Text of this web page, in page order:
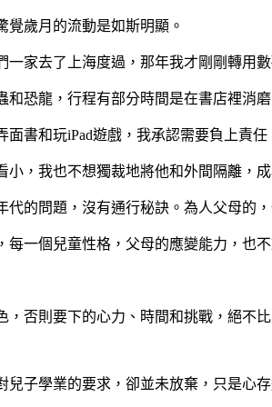
覺歲月的流動是如斯明顯。
一家去了上海度過，那年我才剛剛轉用數
和恐龍，行程有部分時間是在書店裡消磨
面書和玩iPad遊戲，我承認需要負上責
小，我也不想獨裁地將他和外間隔離，
代的問題，沒有通行秘訣。為人父母的
每一個兒童性格，父母的應變能力，也
，否則要下的心力、時間和挑戰，絕不
兒子學業的要求，卻並未放棄，只是心